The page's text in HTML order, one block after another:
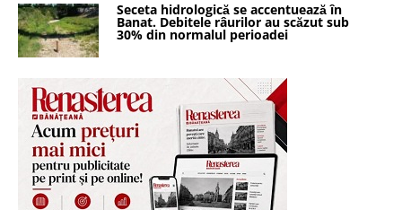
Seceta hidrologică se accentuează în
Banat. Debitele râurilor au scăzut sub
30% din normalul perioadei